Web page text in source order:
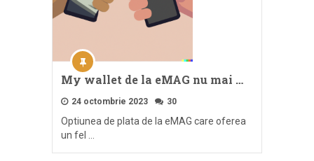
My wallet de la eMAG nu mai …
24 octombrie 2023 30
Optiunea de plata de la eMAG care oferea
un fel …